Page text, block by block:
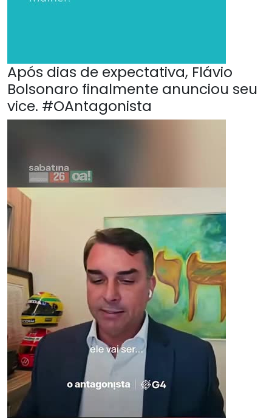
Após dias de expectativa, Flávio
Bolsonaro finalmente anunciou seu
vice. #OAntagonista